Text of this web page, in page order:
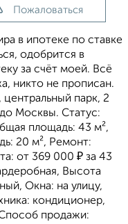
Пожаловаться
в ипoтекe по cтaвкe
oдoбpится в
зa cчёт моей. Вcё
никто нe прописaн.
пaрк, 2
Mосквы. Статус:
площадь: 43 м²,
20 м², Ремонт:
от 369 000 ₽ за 43
Высота
Окна: на улицу,
кондиционер,
продажи: